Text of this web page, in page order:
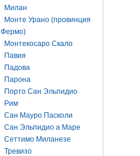
Милан
Монте Урано (провинция
Фермо)
Монтекосаро Скало
Павия
Падова
Парона
Порто Сан Эльпидио
Рим
Сан Мауро Пасколи
Сан Эльпидио а Маре
Сеттимо Миланезе
Тревизо